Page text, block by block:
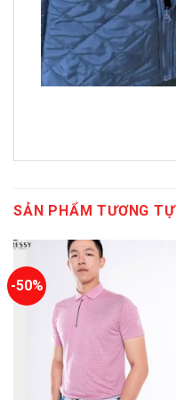
SẢN PHẨM TƯƠNG TỰ
-50%